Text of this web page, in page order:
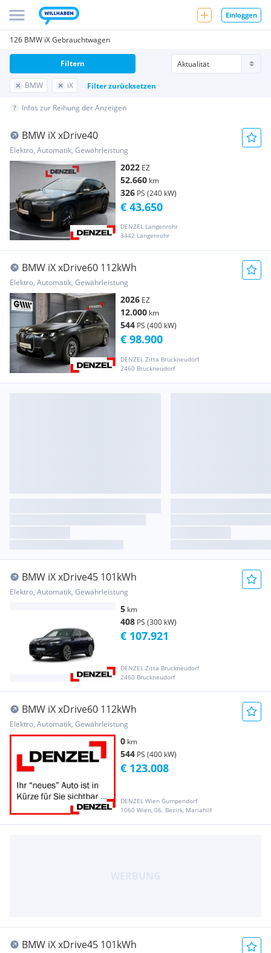
Einloggen
126 BMW iX Gebrauchtwagen
BMW iX Filter zurücksetzen
Filtern
Infos zur Reihung der Anzeigen
BMW iX xDrive40
Elektro, Automatik, Gewährleistung
2022 EZ
52.660 km
326 PS (240 kW)
DENZEL Langenrohr
3442 Langenrohr
€ 43.650
BMW iX xDrive60 112kWh
Elektro, Automatik, Gewährleistung
2026 EZ
12.000 km
544 PS (400 kW)
DENZEL Zitta Bruckneudorf
2460 Bruckneudorf
€ 98.900
BMW iX xDrive45 101kWh
Elektro, Automatik, Gewährleistung
5 km
408 PS (300 kW)
DENZEL Zitta Bruckneudorf
2460 Bruckneudorf
€ 107.921
BMW iX xDrive60 112kWh
Elektro, Automatik, Gewährleistung
0 km
544 PS (400 kW)
DENZEL Wien Gumpendorf
1060 Wien, 06. Bezirk, Mariahilf
€ 123.008
BMW iX xDrive45 101kWh